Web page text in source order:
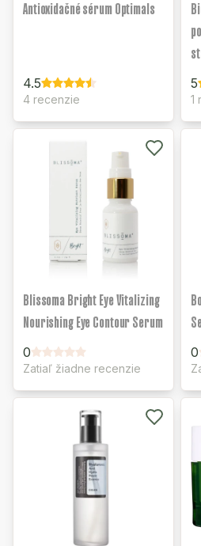
Antioxidačné sérum Optimals
4.5
4 recenzie
5
1
Blissoma Bright Eye Vitalizing
Nourishing Eye Contour Serum
0
Zatiaľ žiadne recenzie
0